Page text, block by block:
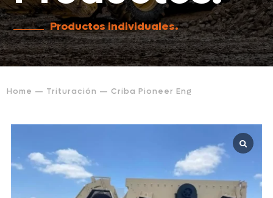
Productos individuales.
Home — Trituración — Criba Pioneer Eng